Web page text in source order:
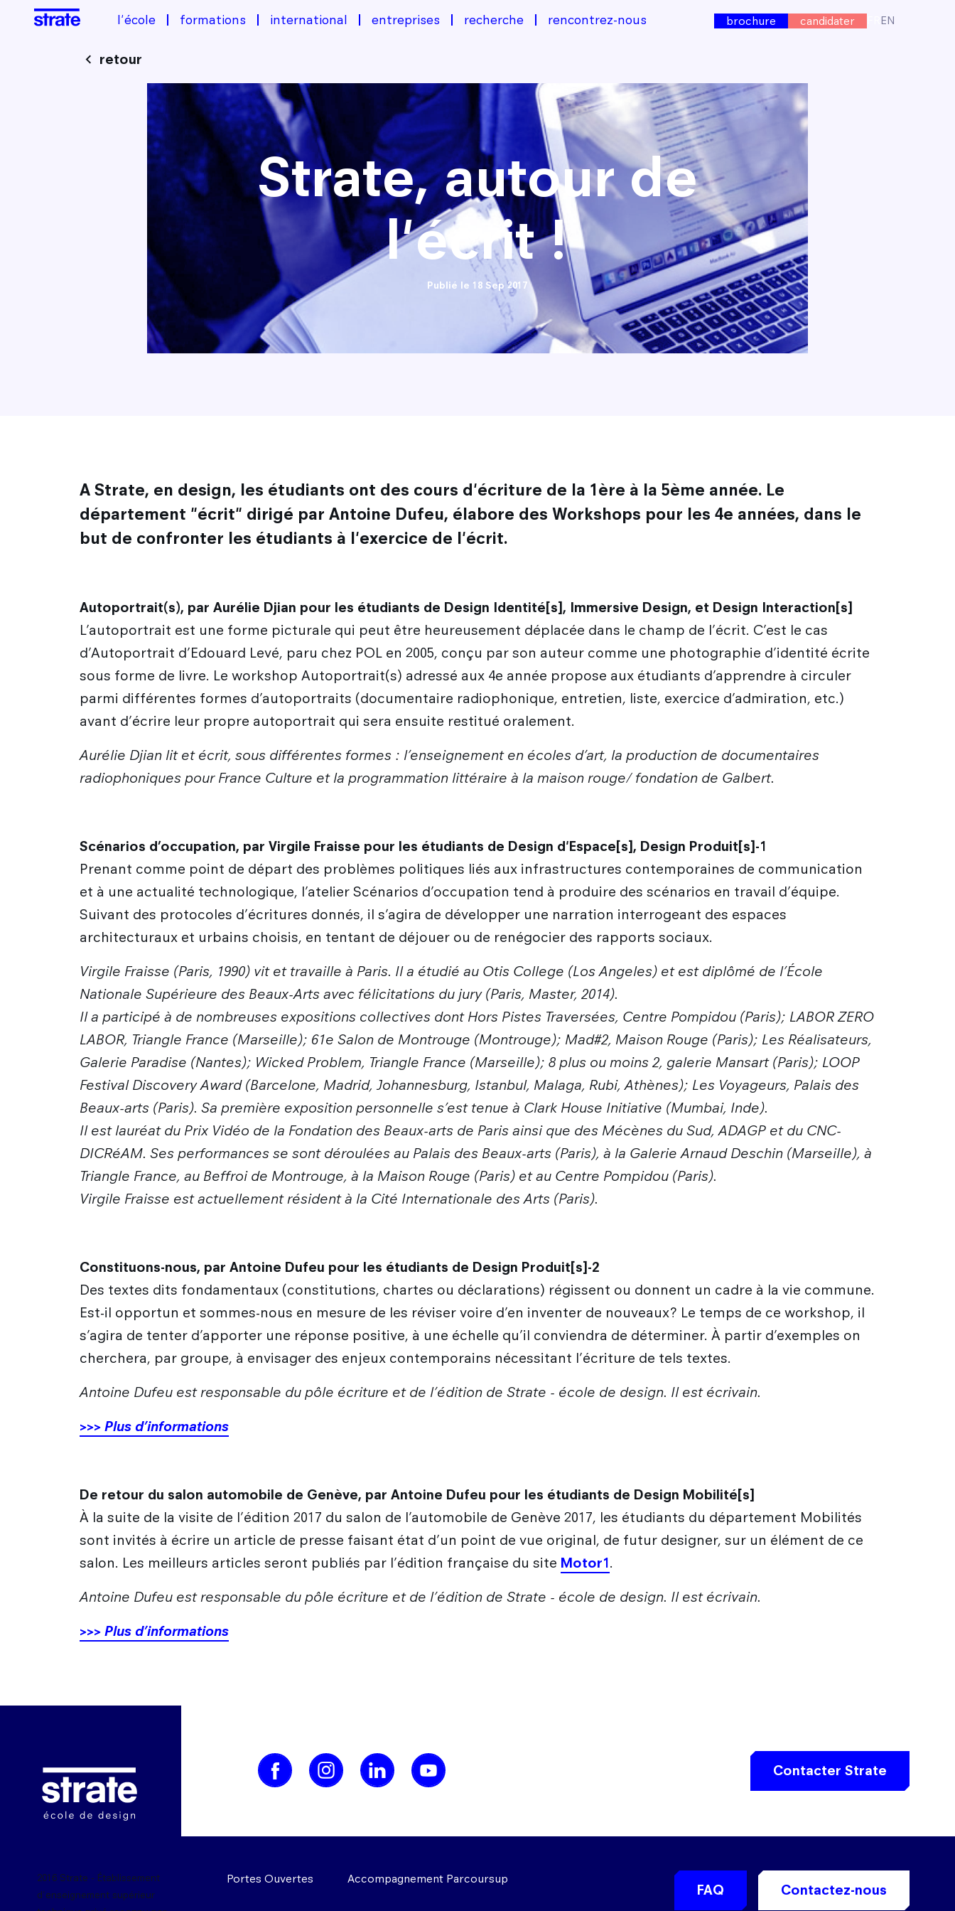
l'école formations international entreprises recherche rencontrez-nous brochure candidater EN
retour
Strate, autour de
l'écrit !
Publié le 18 Sep 2017
Image
A Strate, en design, les étudiants ont des cours d'écriture de la 1ère à la 5ème année. Le
département "écrit" dirigé par Antoine Dufeu, élabore des Workshops pour les 4e années, dans le
but de confronter les étudiants à l'exercice de l'écrit.
Autoportrait(s), par Aurélie Djian pour les étudiants de Design Identité[s], Immersive Design, et Design Interaction[s]
L’autoportrait est une forme picturale qui peut être heureusement déplacée dans le champ de l’écrit. C’est le cas
d’Autoportrait d’Edouard Levé, paru chez POL en 2005, conçu par son auteur comme une photographie d’identité écrite
sous forme de livre. Le workshop Autoportrait(s) adressé aux 4e année propose aux étudiants d’apprendre à circuler
parmi différentes formes d’autoportraits (documentaire radiophonique, entretien, liste, exercice d’admiration, etc.)
avant d’écrire leur propre autoportrait qui sera ensuite restitué oralement.
Aurélie Djian lit et écrit, sous différentes formes : l’enseignement en écoles d’art, la production de documentaires
radiophoniques pour France Culture et la programmation littéraire à la maison rouge/ fondation de Galbert.
Scénarios d’occupation, par Virgile Fraisse pour les étudiants de Design d'Espace[s], Design Produit[s]-1
Prenant comme point de départ des problèmes politiques liés aux infrastructures contemporaines de communication
et à une actualité technologique, l’atelier Scénarios d’occupation tend à produire des scénarios en travail d’équipe.
Suivant des protocoles d’écritures donnés, il s’agira de développer une narration interrogeant des espaces
architecturaux et urbains choisis, en tentant de déjouer ou de renégocier des rapports sociaux.
Virgile Fraisse (Paris, 1990) vit et travaille à Paris. Il a étudié au Otis College (Los Angeles) et est diplômé de l’École
Nationale Supérieure des Beaux-Arts avec félicitations du jury (Paris, Master, 2014).
Il a participé à de nombreuses expositions collectives dont Hors Pistes Traversées, Centre Pompidou (Paris); LABOR ZERO
LABOR, Triangle France (Marseille); 61e Salon de Montrouge (Montrouge); Mad#2, Maison Rouge (Paris); Les Réalisateurs,
Galerie Paradise (Nantes); Wicked Problem, Triangle France (Marseille); 8 plus ou moins 2, galerie Mansart (Paris); LOOP
Festival Discovery Award (Barcelone, Madrid, Johannesburg, Istanbul, Malaga, Rubi, Athènes); Les Voyageurs, Palais des
Beaux-arts (Paris). Sa première exposition personnelle s’est tenue à Clark House Initiative (Mumbai, Inde).
Il est lauréat du Prix Vidéo de la Fondation des Beaux-arts de Paris ainsi que des Mécènes du Sud, ADAGP et du CNC-
DICRéAM. Ses performances se sont déroulées au Palais des Beaux-arts (Paris), à la Galerie Arnaud Deschin (Marseille), à
Triangle France, au Beffroi de Montrouge, à la Maison Rouge (Paris) et au Centre Pompidou (Paris).
Virgile Fraisse est actuellement résident à la Cité Internationale des Arts (Paris).
Constituons-nous, par Antoine Dufeu pour les étudiants de Design Produit[s]-2
Des textes dits fondamentaux (constitutions, chartes ou déclarations) régissent ou donnent un cadre à la vie commune.
Est-il opportun et sommes-nous en mesure de les réviser voire d’en inventer de nouveaux? Le temps de ce workshop, il
s’agira de tenter d’apporter une réponse positive, à une échelle qu’il conviendra de déterminer. À partir d’exemples on
cherchera, par groupe, à envisager des enjeux contemporains nécessitant l’écriture de tels textes.
Antoine Dufeu est responsable du pôle écriture et de l’édition de Strate - école de design. Il est écrivain.
>>> Plus d’informations
De retour du salon automobile de Genève, par Antoine Dufeu pour les étudiants de Design Mobilité[s]
À la suite de la visite de l’édition 2017 du salon de l’automobile de Genève 2017, les étudiants du département Mobilités
sont invités à écrire un article de presse faisant état d’un point de vue original, de futur designer, sur un élément de ce
salon. Les meilleurs articles seront publiés par l’édition française du site Motor1.
Antoine Dufeu est responsable du pôle écriture et de l’édition de Strate - école de design. Il est écrivain.
>>> Plus d’informations
Image
2016 Strate - Établissement
d'enseignement supérieur
Contacter Strate
Portes Ouvertes Accompagnement Parcoursup
FAQ Contactez-nous